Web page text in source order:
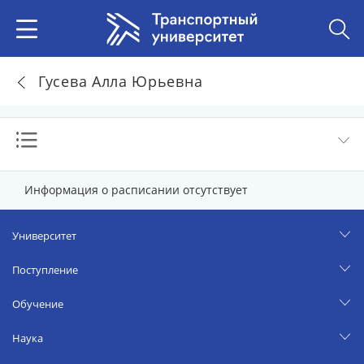
Гусева Алла Юрьевна
Информация о расписании отсутствует
Университет
Поступление
Обучение
Наука